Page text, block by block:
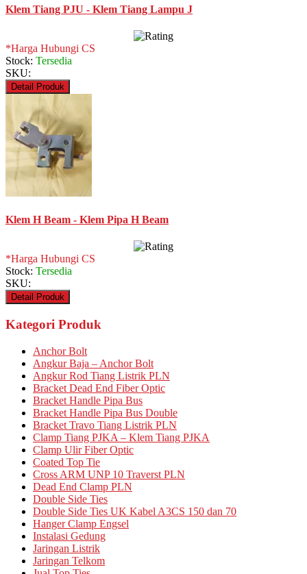
Klem Tiang PJU - Klem Tiang Lampu J
*Harga Hubungi CS
Stock: Tersedia
SKU:
Detail Produk
Klem H Beam - Klem Pipa H Beam
*Harga Hubungi CS
Stock: Tersedia
SKU:
Detail Produk
Kategori Produk
Anchor Bolt
Angkur Baja – Anchor Bolt
Angkur Rod Tiang Listrik PLN
Bracket Dead End Fiber Optic
Bracket Handle Pipa Bus
Bracket Handle Pipa Bus Double
Bracket Travo Tiang Listrik PLN
Clamp Tiang PJKA – Klem Tiang PJKA
Clamp Ulir Fiber Optic
Coated Top Tie
Cross ARM UNP 10 Traverst PLN
Dead End Clamp PLN
Double Side Ties
Double Side Ties UK Kabel A3CS 150 dan 70
Hanger Clamp Engsel
Instalasi Gedung
Jaringan Listrik
Jaringan Telkom